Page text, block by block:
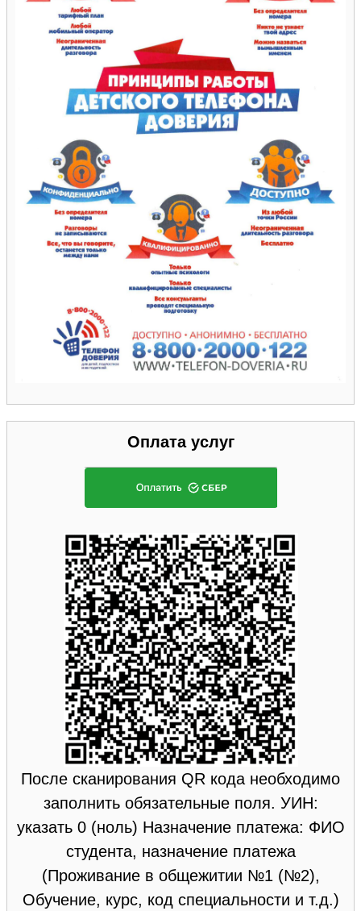
Оплата услуг
После сканирования QR кода необходимо
заполнить обязательные поля. УИН:
указать 0 (ноль) Назначение платежа: ФИО
студента, назначение платежа
(Проживание в общежитии №1 (№2),
Обучение, курс, код специальности и т.д.)